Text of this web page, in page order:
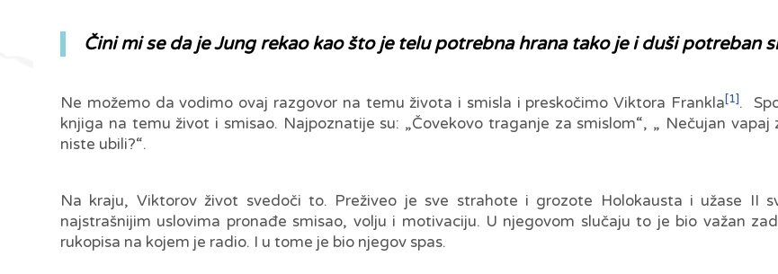
Čini mi se da je Jung rekao kao što je telu potrebna hrana tako je i duši potreban
Ne možemo da vodimo ovaj razgovor na temu života i smisla i preskočimo Viktora Frankla[1].
knjiga na temu život i smisao. Najpoznatije su: „Čovekovo traganje za smislom“, „ Nečujan
niste ubili?“.
Na kraju, Viktorov život svedoči to. Preživeo je sve strahote i grozote Holokausta i užase II
najstrašnijim uslovima pronađe smisao, volju i motivaciju. U njegovom slučaju to je bio važan
rukopisa na kojem je radio. I u tome je bio njegov spas.